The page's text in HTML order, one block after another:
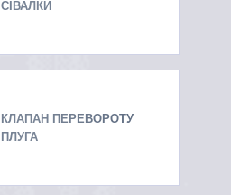
СІВАЛКИ
КЛАПАН ПЕРЕВОРОТУ
ПЛУГА